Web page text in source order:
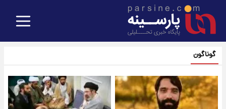
گوناگون